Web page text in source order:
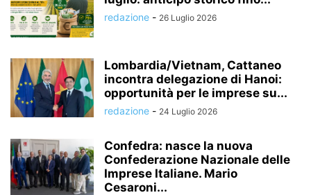
redazione - 26 Luglio 2026
Lombardia/Vietnam, Cattaneo
incontra delegazione di Hanoi:
opportunità per le imprese su...
redazione - 24 Luglio 2026
Confedra: nasce la nuova
Confederazione Nazionale delle
Imprese Italiane. Mario
Cesaroni...